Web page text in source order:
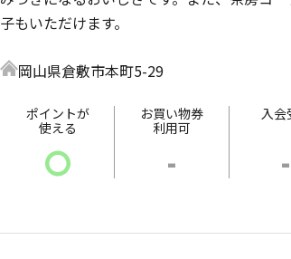
子もいただけます。
岡山県倉敷市本町5-29
ポイントが
使える
〇
お買い物券
利用可
-
入会
-